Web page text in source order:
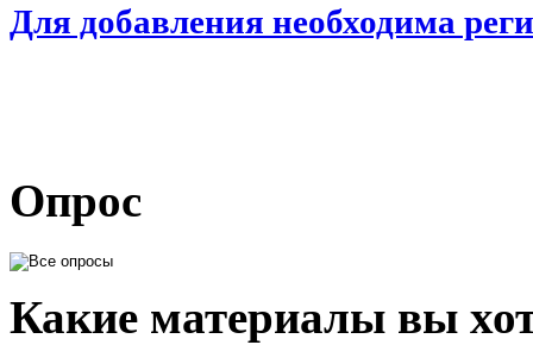
Для добавления необходима
Опрос
Какие материалы вы